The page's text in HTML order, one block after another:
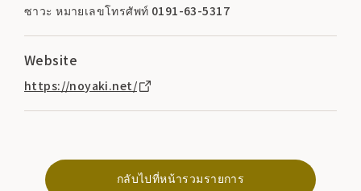
ซาวะ หมายเลขโทรศัพท์ 0191-63-5317
Website
https://noyaki.net/
กลับไปที่หน้ารวมรายการ